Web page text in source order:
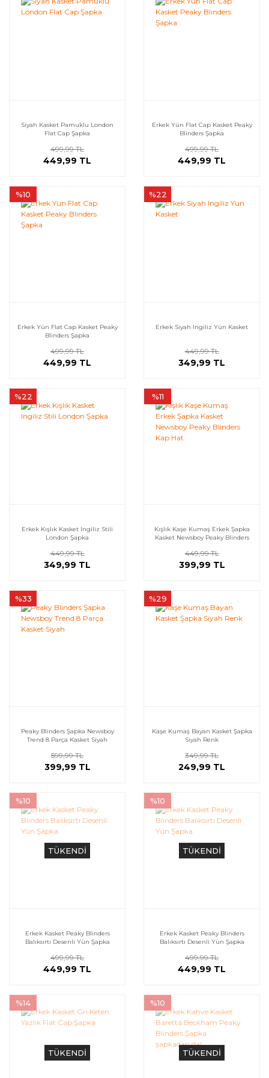
Siyah Kasket Pamuklu London
Flat Cap Şapka
499,99 TL
449,99 TL
Erkek Yün Flat Cap Kasket Peaky
Blinders Şapka
499,99 TL
449,99 TL
%10
Erkek Yün Flat Cap Kasket Peaky
Blinders Şapka
499,99 TL
449,99 TL
%22
Erkek Siyah Ingiliz Yün Kasket
449,99 TL
349,99 TL
%22
Erkek Kışlık Kasket Ingiliz Stili
London Şapka
449,99 TL
349,99 TL
%11
Kışlık Kaşe Kumaş Erkek Şapka
Kasket Newsboy Peaky Blinders
449,99 TL
399,99 TL
%33
Peaky Blinders Şapka Newsboy
Trend 8 Parça Kasket Siyah
599,99 TL
399,99 TL
%29
Kaşe Kumaş Bayan Kasket Şapka
Siyah Renk
349,99 TL
249,99 TL
TÜKENDİ
%10
Erkek Kasket Peaky Blinders
Balıksırtı Desenli Yün Şapka
499,99 TL
449,99 TL
TÜKENDİ
%10
Erkek Kasket Peaky Blinders
Balıksırtı Desenli Yün Şapka
499,99 TL
449,99 TL
TÜKENDİ
%14
TÜKENDİ
%10